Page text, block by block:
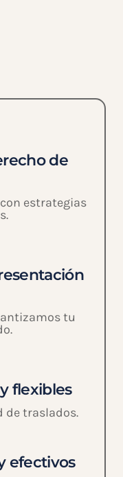
de
estrategias
tu
flexibles
de traslados.
efectivos